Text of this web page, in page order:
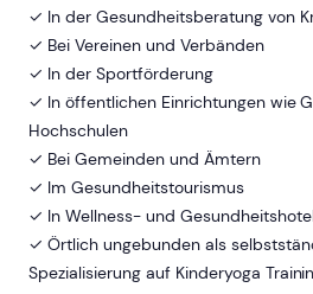
✓ In der Gesundheitsberatung von
✓ Bei Vereinen und Verbänden
✓ In der Sportförderung
✓ In öffentlichen Einrichtungen wie
Hochschulen
✓ Bei Gemeinden und Ämtern
✓ Im Gesundheitstourismus
✓ In Wellness- und
✓ Örtlich ungebunden als
Spezialisierung auf Kinderyoga